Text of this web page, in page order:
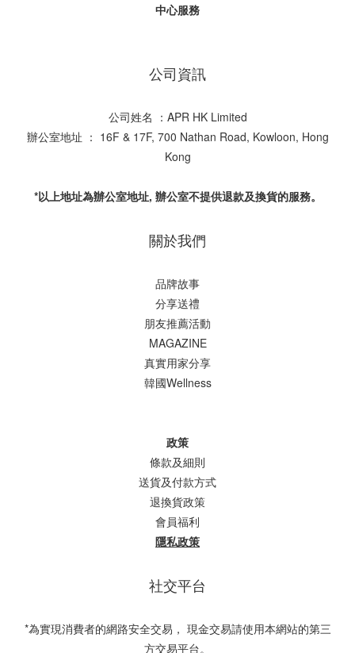
中心服務
公司資訊
公司姓名 ：APR HK Limited
辦公室地址 ： 16F & 17F, 700 Nathan Road, Kowloon, Hong
Kong
*以上地址為辦公室地址, 辦公室不提供退款及換貨的服務。
關於我們
品牌故事
分享送禮
朋友推薦活動
MAGAZINE
真實用家分享
韓國Wellness
政策
條款及細則
送貨及付款方式
退換貨政策
會員福利
隱私政策
社交平台
*為實現消費者的網路安全交易， 現金交易請使用本網站的第三
方交易平台。